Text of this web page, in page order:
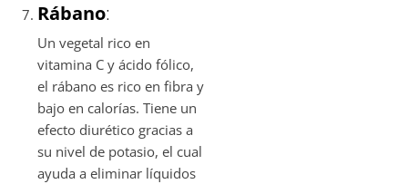
Rábano:
Un vegetal rico en
vitamina C y ácido fólico,
el rábano es rico en fibra y
bajo en calorías. Tiene un
efecto diurético gracias a
su nivel de potasio, el cual
ayuda a eliminar líquidos